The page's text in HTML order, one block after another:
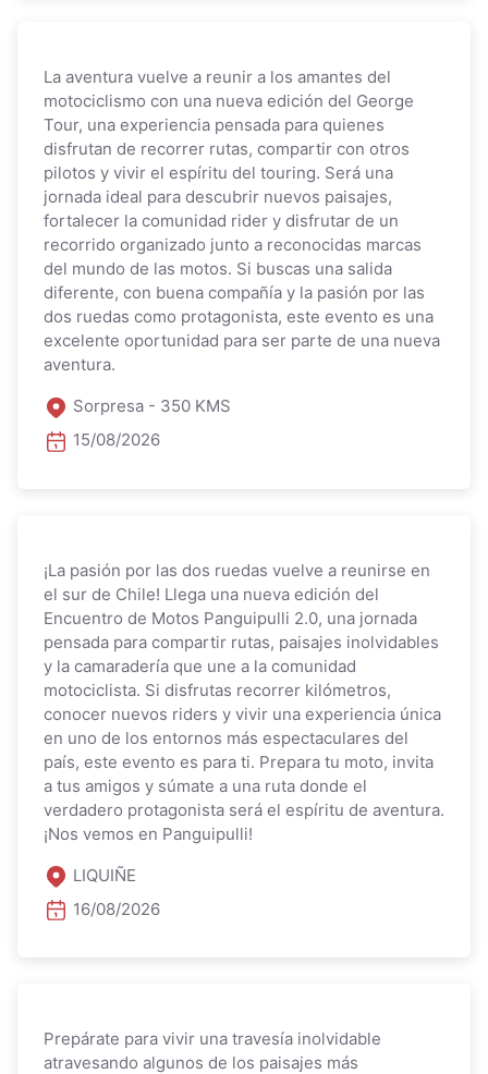
La aventura vuelve a reunir a los amantes del
motociclismo con una nueva edición del George
Tour, una experiencia pensada para quienes
disfrutan de recorrer rutas, compartir con otros
pilotos y vivir el espíritu del touring. Será una
jornada ideal para descubrir nuevos paisajes,
fortalecer la comunidad rider y disfrutar de un
recorrido organizado junto a reconocidas marcas
del mundo de las motos. Si buscas una salida
diferente, con buena compañía y la pasión por las
dos ruedas como protagonista, este evento es una
excelente oportunidad para ser parte de una nueva
aventura.
Sorpresa - 350 KMS
15/08/2026
¡La pasión por las dos ruedas vuelve a reunirse en
el sur de Chile! Llega una nueva edición del
Encuentro de Motos Panguipulli 2.0, una jornada
pensada para compartir rutas, paisajes inolvidables
y la camaradería que une a la comunidad
motociclista. Si disfrutas recorrer kilómetros,
conocer nuevos riders y vivir una experiencia única
en uno de los entornos más espectaculares del
país, este evento es para ti. Prepara tu moto, invita
a tus amigos y súmate a una ruta donde el
verdadero protagonista será el espíritu de aventura.
¡Nos vemos en Panguipulli!
LIQUIÑE
16/08/2026
Prepárate para vivir una travesía inolvidable
atravesando algunos de los paisajes más